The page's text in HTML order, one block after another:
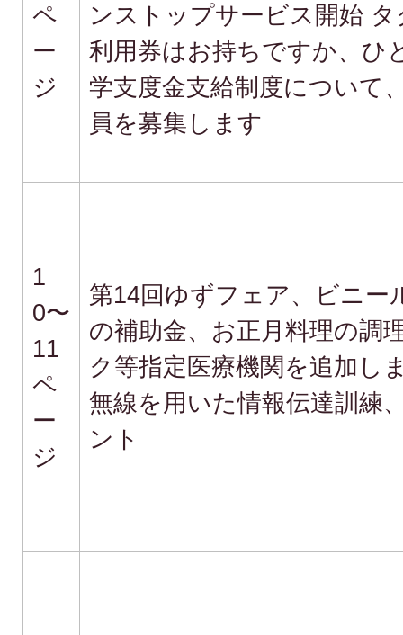
ペ
ー
ジ
ンストップサービス開始
利用券はお持ちですか、ひ
学支度金支給制度について
員を募集します
1
0〜
11
ペ
ー
ジ
第14回ゆずフェア、ビニー
の補助金、お正月料理の調
ク等指定医療機関を追加し
無線を用いた情報伝達訓練
ント